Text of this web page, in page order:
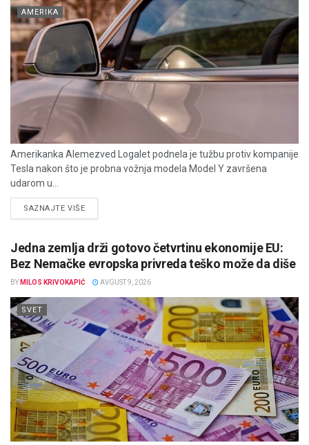
AMERIKA
Amerikanka Alemezved Logalet podnela je tužbu protiv kompanije
Tesla nakon što je probna vožnja modela Model Y završena
udarom u...
SAZNAJTE VIŠEDETAILS
Jedna zemlja drži gotovo četvrtinu ekonomije EU:
Bez Nemačke evropska privreda teško može da diše
BY MILOS KRIVOKAPIĆ AVGUST 9, 2026
SVET